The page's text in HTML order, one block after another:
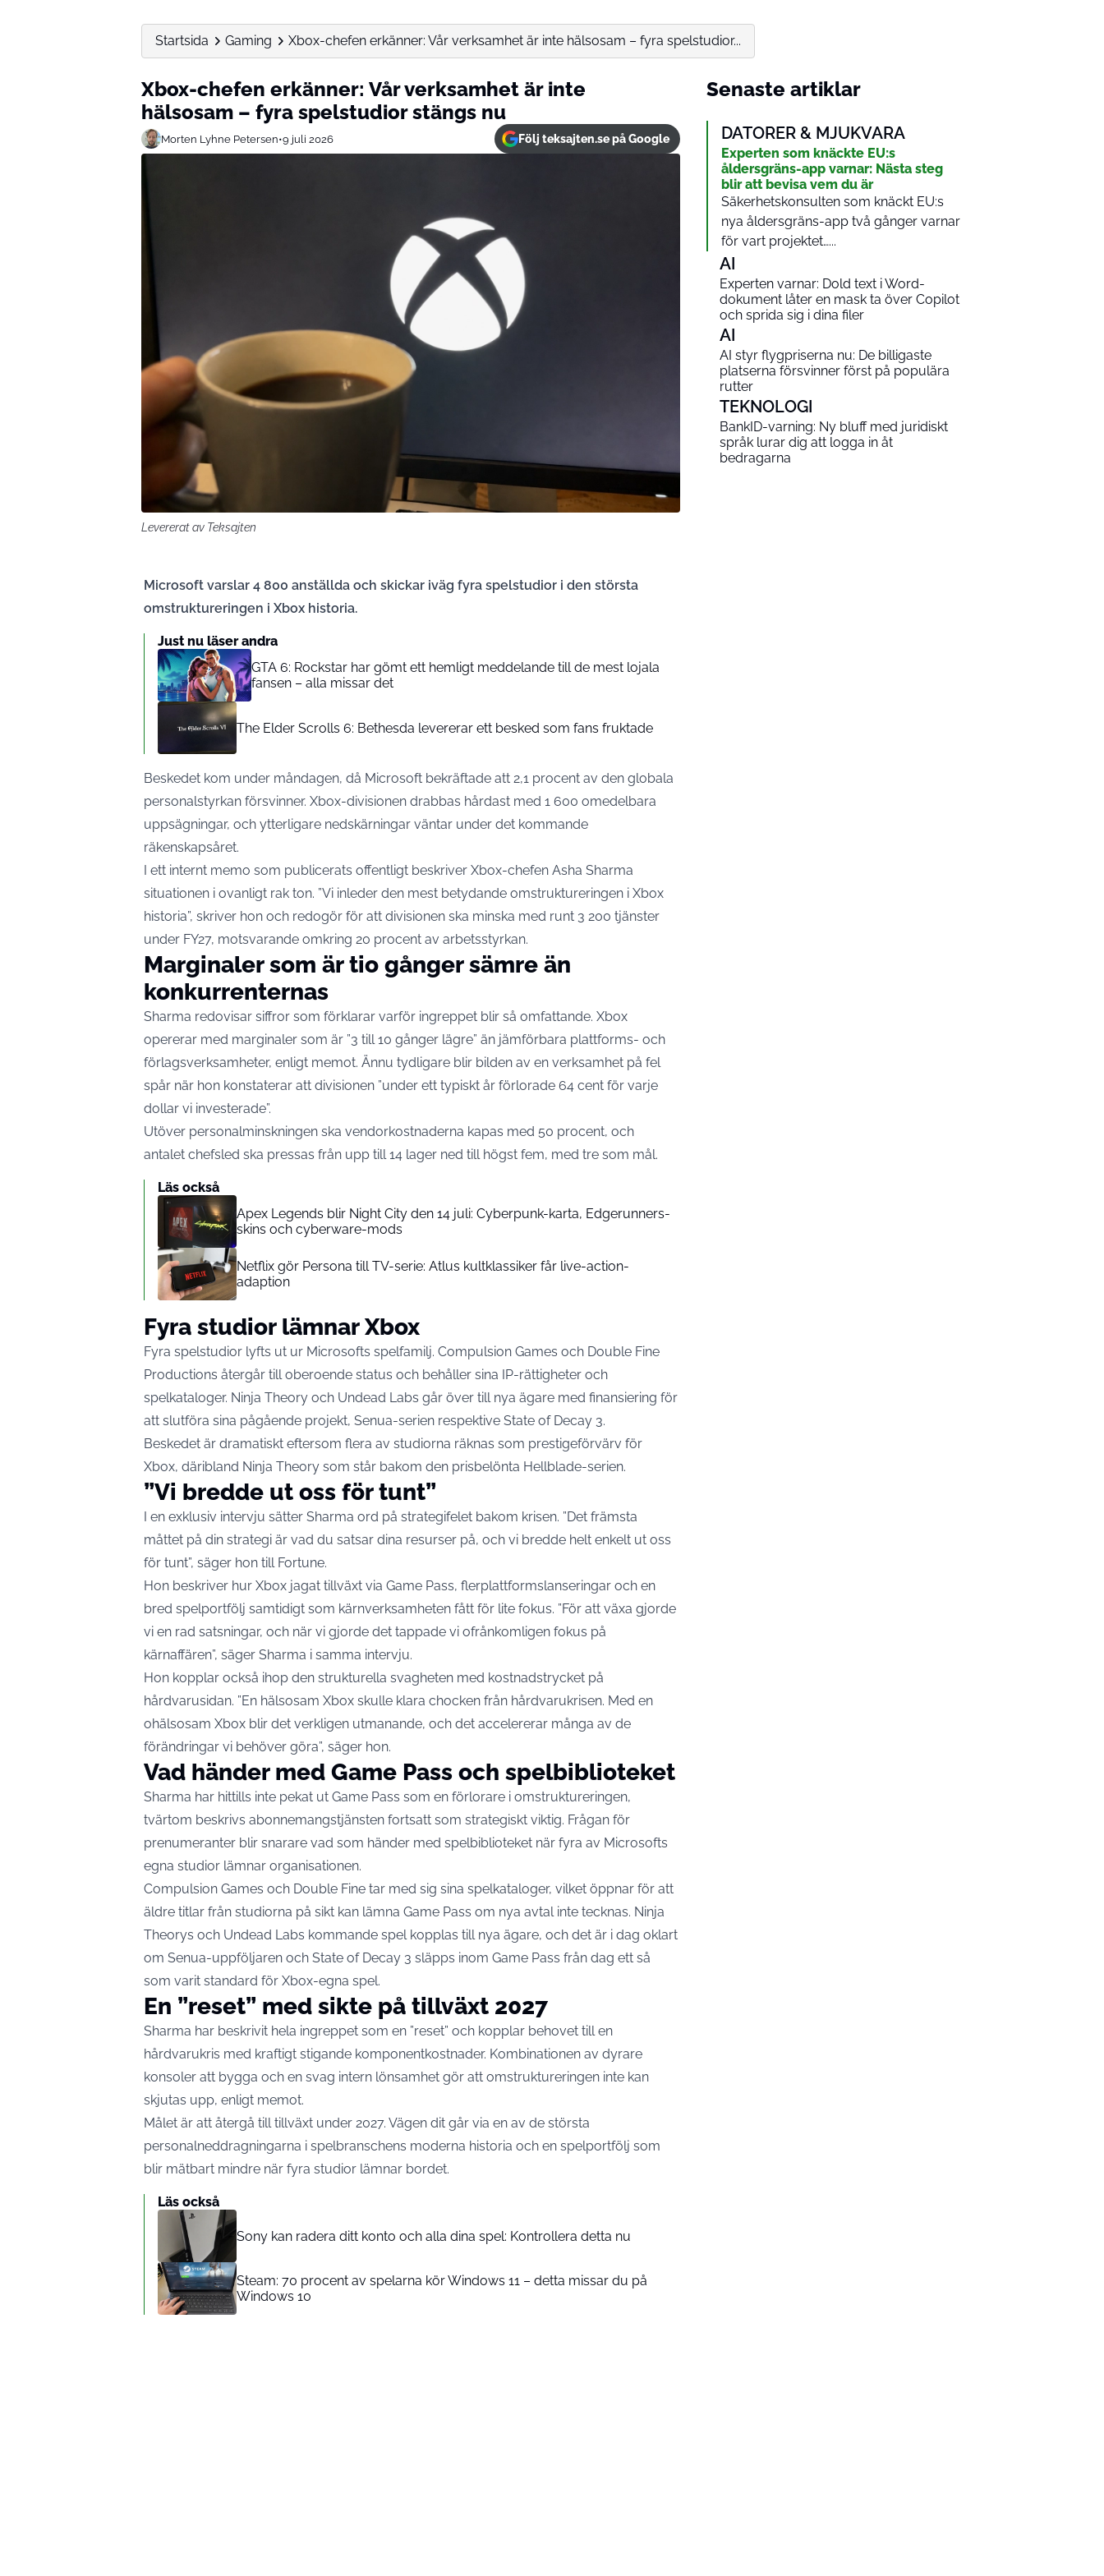
Startsida Gaming Xbox-chefen erkänner: Vår verksamhet är inte hälsosam – fyra spelstudior...
Xbox-chefen erkänner: Vår verksamhet är inte
hälsosam – fyra spelstudior stängs nu
Morten Lyhne Petersen•9 juli 2026 Följ teksajten.se på Google
Levererat av Teksajten
Microsoft varslar 4 800 anställda och skickar iväg fyra spelstudior i den största
omstruktureringen i Xbox historia.
Just nu läser andra
GTA 6: Rockstar har gömt ett hemligt meddelande till de mest lojala
fansen – alla missar det
The Elder Scrolls 6: Bethesda levererar ett besked som fans fruktade
Beskedet kom under måndagen, då Microsoft bekräftade att 2,1 procent av den globala
personalstyrkan försvinner. Xbox-divisionen drabbas hårdast med 1 600 omedelbara
uppsägningar, och ytterligare nedskärningar väntar under det kommande
räkenskapsåret.
I ett internt memo som publicerats offentligt beskriver Xbox-chefen Asha Sharma
situationen i ovanligt rak ton. ”Vi inleder den mest betydande omstruktureringen i Xbox
historia”, skriver hon och redogör för att divisionen ska minska med runt 3 200 tjänster
under FY27, motsvarande omkring 20 procent av arbetsstyrkan.
Marginaler som är tio gånger sämre än
konkurrenternas
Sharma redovisar siffror som förklarar varför ingreppet blir så omfattande. Xbox
opererar med marginaler som är ”3 till 10 gånger lägre” än jämförbara plattforms- och
förlagsverksamheter, enligt memot. Ännu tydligare blir bilden av en verksamhet på fel
spår när hon konstaterar att divisionen ”under ett typiskt år förlorade 64 cent för varje
dollar vi investerade”.
Utöver personalminskningen ska vendorkostnaderna kapas med 50 procent, och
antalet chefsled ska pressas från upp till 14 lager ned till högst fem, med tre som mål.
Läs också
Apex Legends blir Night City den 14 juli: Cyberpunk-karta, Edgerunners-
skins och cyberware-mods
Netflix gör Persona till TV-serie: Atlus kultklassiker får live-action-
adaption
Fyra studior lämnar Xbox
Fyra spelstudior lyfts ut ur Microsofts spelfamilj. Compulsion Games och Double Fine
Productions återgår till oberoende status och behåller sina IP-rättigheter och
spelkataloger. Ninja Theory och Undead Labs går över till nya ägare med finansiering för
att slutföra sina pågående projekt, Senua-serien respektive State of Decay 3.
Beskedet är dramatiskt eftersom flera av studiorna räknas som prestigeförvärv för
Xbox, däribland Ninja Theory som står bakom den prisbelönta Hellblade-serien.
”Vi bredde ut oss för tunt”
I en exklusiv intervju sätter Sharma ord på strategifelet bakom krisen. ”Det främsta
måttet på din strategi är vad du satsar dina resurser på, och vi bredde helt enkelt ut oss
för tunt”, säger hon till Fortune.
Hon beskriver hur Xbox jagat tillväxt via Game Pass, flerplattformslanseringar och en
bred spelportfölj samtidigt som kärnverksamheten fått för lite fokus. ”För att växa gjorde
vi en rad satsningar, och när vi gjorde det tappade vi ofrånkomligen fokus på
kärnaffären”, säger Sharma i samma intervju.
Hon kopplar också ihop den strukturella svagheten med kostnadstrycket på
hårdvarusidan. ”En hälsosam Xbox skulle klara chocken från hårdvarukrisen. Med en
ohälsosam Xbox blir det verkligen utmanande, och det accelererar många av de
förändringar vi behöver göra”, säger hon.
Vad händer med Game Pass och spelbiblioteket
Sharma har hittills inte pekat ut Game Pass som en förlorare i omstruktureringen,
tvärtom beskrivs abonnemangstjänsten fortsatt som strategiskt viktig. Frågan för
prenumeranter blir snarare vad som händer med spelbiblioteket när fyra av Microsofts
egna studior lämnar organisationen.
Compulsion Games och Double Fine tar med sig sina spelkataloger, vilket öppnar för att
äldre titlar från studiorna på sikt kan lämna Game Pass om nya avtal inte tecknas. Ninja
Theorys och Undead Labs kommande spel kopplas till nya ägare, och det är i dag oklart
om Senua-uppföljaren och State of Decay 3 släpps inom Game Pass från dag ett så
som varit standard för Xbox-egna spel.
En ”reset” med sikte på tillväxt 2027
Sharma har beskrivit hela ingreppet som en ”reset” och kopplar behovet till en
hårdvarukris med kraftigt stigande komponentkostnader. Kombinationen av dyrare
konsoler att bygga och en svag intern lönsamhet gör att omstruktureringen inte kan
skjutas upp, enligt memot.
Målet är att återgå till tillväxt under 2027. Vägen dit går via en av de största
personalneddragningarna i spelbranschens moderna historia och en spelportfölj som
blir mätbart mindre när fyra studior lämnar bordet.
Läs också
Sony kan radera ditt konto och alla dina spel: Kontrollera detta nu
Steam: 70 procent av spelarna kör Windows 11 – detta missar du på
Windows 10
Senaste artiklar
DATORER & MJUKVARA
Experten som knäckte EU:s
åldersgräns-app varnar: Nästa steg
blir att bevisa vem du är
Säkerhetskonsulten som knäckt EU:s
nya åldersgräns-app två gånger varnar
för vart projektet…...
AI
Experten varnar: Dold text i Word-
dokument låter en mask ta över Copilot
och sprida sig i dina filer
AI
AI styr flygpriserna nu: De billigaste
platserna försvinner först på populära
rutter
TEKNOLOGI
BankID-varning: Ny bluff med juridiskt
språk lurar dig att logga in åt
bedragarna